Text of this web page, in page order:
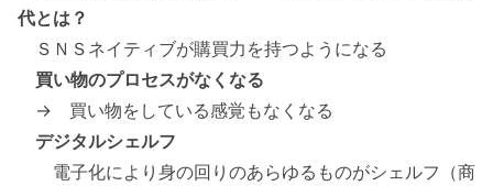
代とは？
ＳＮＳネイティブが購買力を持つようになる
買い物のプロセスがなくなる
→ 買い物をしている感覚もなくなる
デジタルシェルフ
電子化により身の回りのあらゆるものがシェルフ（商